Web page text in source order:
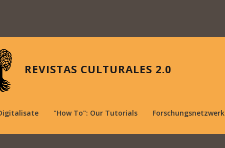
REVISTAS CULTURALES 2.0
"How To": Our Tutorials Forschungsnetzwerk